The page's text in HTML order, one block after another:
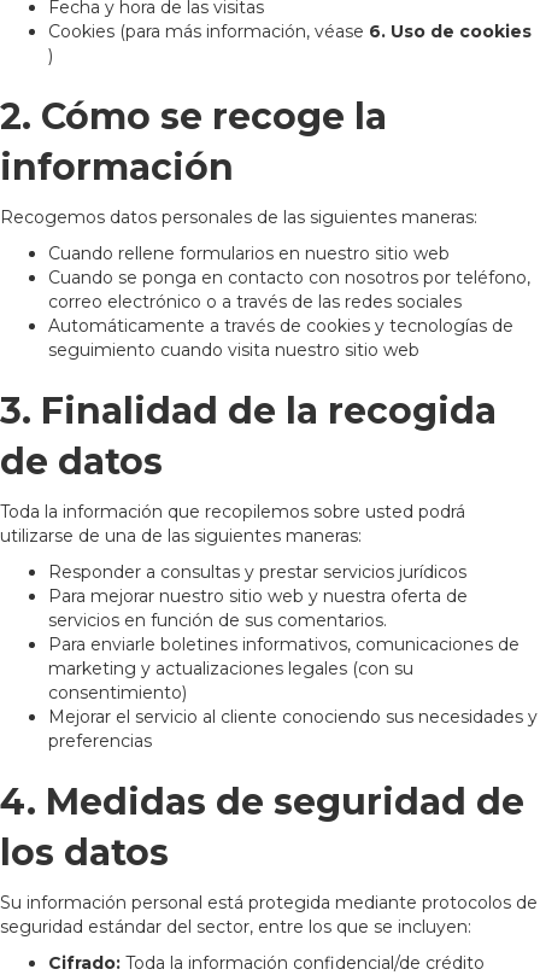
Fecha y hora de las visitas
Cookies (para más información, véase 6. Uso de cookies
)
2. Cómo se recoge la
información
Recogemos datos personales de las siguientes maneras:
Cuando rellene formularios en nuestro sitio web
Cuando se ponga en contacto con nosotros por teléfono,
correo electrónico o a través de las redes sociales
Automáticamente a través de cookies y tecnologías de
seguimiento cuando visita nuestro sitio web
3. Finalidad de la recogida
de datos
Toda la información que recopilemos sobre usted podrá
utilizarse de una de las siguientes maneras:
Responder a consultas y prestar servicios jurídicos
Para mejorar nuestro sitio web y nuestra oferta de
servicios en función de sus comentarios.
Para enviarle boletines informativos, comunicaciones de
marketing y actualizaciones legales (con su
consentimiento)
Mejorar el servicio al cliente conociendo sus necesidades y
preferencias
4. Medidas de seguridad de
los datos
Su información personal está protegida mediante protocolos de
seguridad estándar del sector, entre los que se incluyen:
Cifrado: Toda la información confidencial/de crédito